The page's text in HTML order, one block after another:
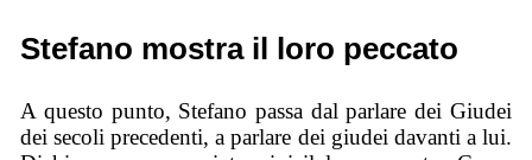
Stefano mostra il loro peccato
A questo punto, Stefano passa dal parlare dei Giudei
dei secoli precedenti, a parlare dei giudei davanti a lui.